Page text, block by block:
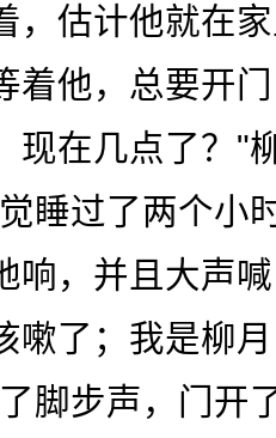
，估计他就在
着他，总要开
现在几点了？"
睡过了两个小
响，并且大声
嗽了；我是柳
脚步声，门开